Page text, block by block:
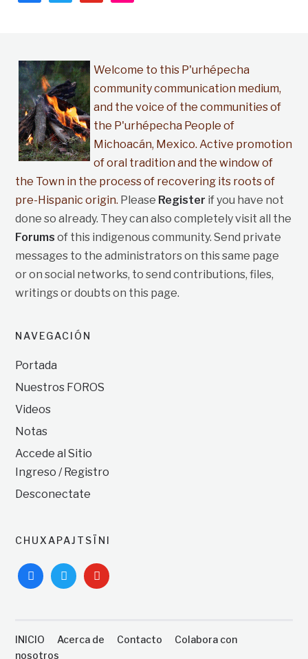
Welcome to this P'urhépecha
community communication medium,
and the voice of the communities of
the P'urhépecha People of
Michoacán, Mexico. Active promotion
of oral tradition and the window of
the Town in the process of recovering its roots of
pre-Hispanic origin. Please Register if you have not
done so already. They can also completely visit all the
Forums of this indigenous community. Send private
messages to the administrators on this same page
or on social networks, to send contributions, files,
writings or doubts on this page.
NAVEGACIÓN
Portada
Nuestros FOROS
Videos
Notas
Accede al Sitio
Ingreso / Registro
Desconectate
CHUXAPAJTSÏNI
facebooktwitteryoutube
INICIO Acerca de Contacto
Colabora con
nosotros